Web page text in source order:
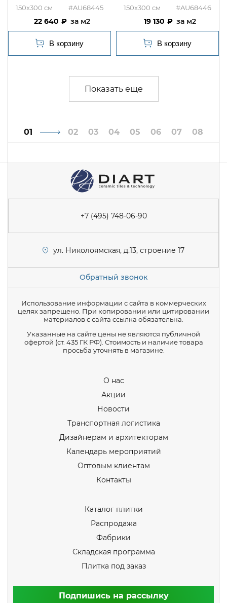
150x300 #AU68445
22 640 м2
150x300 #AU68446
19 130 м2
1 2 3 4 5 6 7 8
+7 (495) 748-06-90
ул. Николоямская, д.13, строение 17
Обратный звонок
Использование информации с сайта в коммерческих
целях запрещено. При копировании или цитировании
материалов с сайта ссылка обязательна.
Указанные на сайте цены не являются публичной
офертой (ст. 435 ГК РФ). Стоимость и наличие товара
просьба уточнять в магазине.
О нас
Акции
Новости
Транспортная логистика
Дизайнерам и архитекторам
Календарь мероприятий
Оптовым клиентам
Контакты
Каталог плитки
Распродажа
Фабрики
Складская программа
Плитка под заказ
Подпишись на рассылку